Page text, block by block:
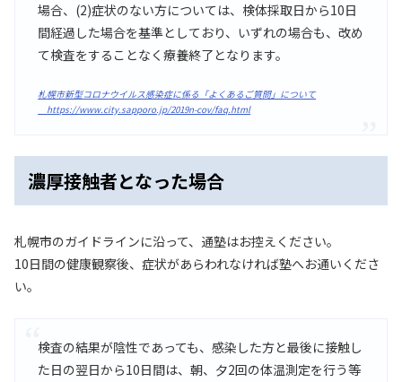
場合、(2)症状のない方については、検体採取日から10日
間経過した場合を基準としており、いずれの場合も、改め
て検査をすることなく療養終了となります。
札幌市新型コロナウイルス感染症に係る「よくあるご質問」について
https://www.city.sapporo.jp/2019n-cov/faq.html
濃厚接触者となった場合
札幌市のガイドラインに沿って、通塾はお控えください。
10日間の健康観察後、症状があらわれなければ塾へお通いくださ
い。
検査の結果が陰性であっても、感染した方と最後に接触し
た日の翌日から10日間は、朝、夕2回の体温測定を行う等